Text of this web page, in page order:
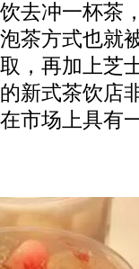
去冲一杯茶
茶方式也就
，再加上芝
新式茶饮店
市场上具有